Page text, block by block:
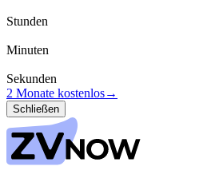
Stunden
Minuten
Sekunden
2 Monate kostenlos→
Schließen